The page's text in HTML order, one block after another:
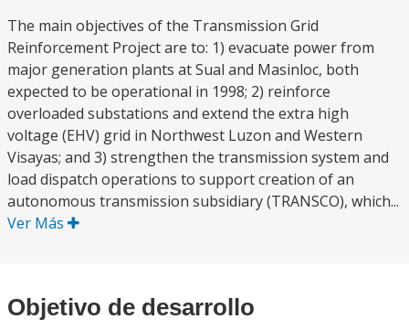
The main objectives of the Transmission Grid
Reinforcement Project are to: 1) evacuate power from
major generation plants at Sual and Masinloc, both
expected to be operational in 1998; 2) reinforce
overloaded substations and extend the extra high
voltage (EHV) grid in Northwest Luzon and Western
Visayas; and 3) strengthen the transmission system and
load dispatch operations to support creation of an
autonomous transmission subsidiary (TRANSCO), which...
Ver Más
Objetivo de desarrollo